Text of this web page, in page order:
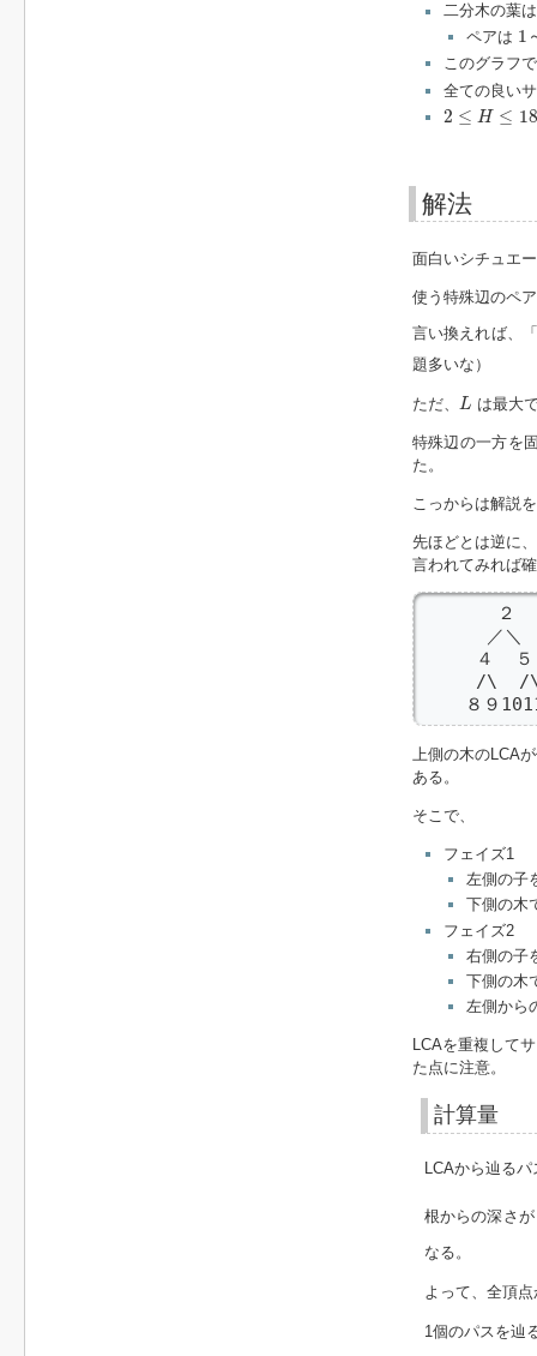
二分木の葉
ペアは 1
1
このグラフ
全ての良い
2 ≤ H ≤ 18
2 H ≤18
解法
面白いシチュエ
使う特殊辺のペ
言い換えれば、
題多いな）
ただ、 L
L は最大
特殊辺の一方を
た。
こっからは解説
先ほどとは逆に
言われてみれば
       ２
      ／＼
     ４  ５
/\  /
８９
上側の木のLCA
ある。
そこで、
フェイズ1
左側の子
下側の木
フェイズ2
右側の子
下側の木
左側から
LCAを重複して
た点に注意。
計算量
LCAから辿る
根からの深さ
なる。
よって、全頂
1個のパスを辿